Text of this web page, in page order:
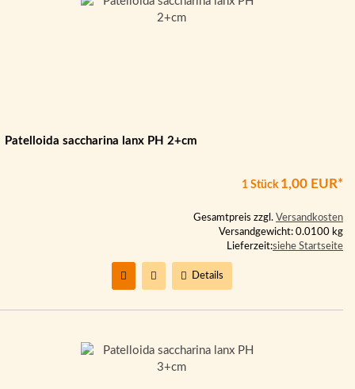
Patelloida saccharina lanx PH 2+cm
1 Stück 1,00 EUR*
Gesamtpreis zzgl. Versandkosten
Versandgewicht: 0.0100 kg
Lieferzeit:siehe Startseite
Details